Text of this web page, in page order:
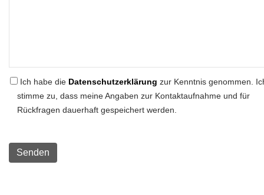
Ich habe die Datenschutzerklärung zur Kenntnis genommen.
stimme zu, dass meine Angaben zur Kontaktaufnahme und für
Rückfragen dauerhaft gespeichert werden.